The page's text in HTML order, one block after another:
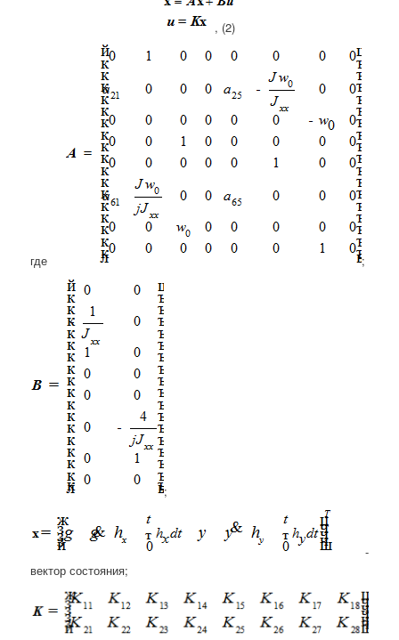
, (2)
где ;
;
-
вектор состояния;